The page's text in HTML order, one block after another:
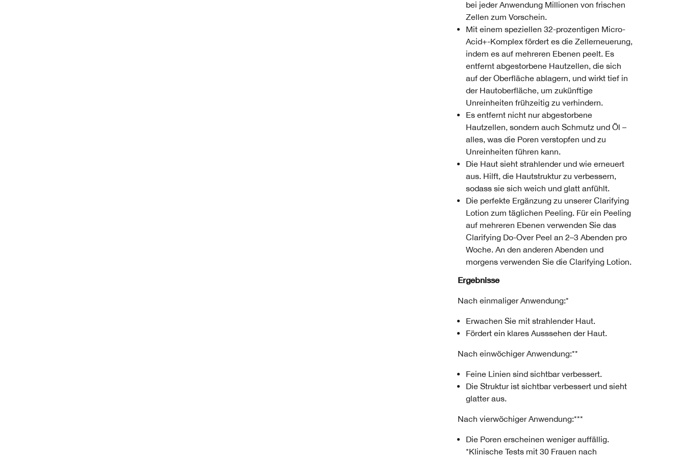
bei jeder Anwendung Millionen von frischen
Zellen zum Vorschein.
Mit einem speziellen 32-prozentigen Micro-
Acid+-Komplex fördert es die Zellerneuerung,
indem es auf mehreren Ebenen peelt. Es
entfernt abgestorbene Hautzellen, die sich
auf der Oberfläche ablagern, und wirkt tief in
der Hautoberfläche, um zukünftige
Unreinheiten frühzeitig zu verhindern.
Es entfernt nicht nur abgestorbene
Hautzellen, sondern auch Schmutz und Öl –
alles, was die Poren verstopfen und zu
Unreinheiten führen kann.
Die Haut sieht strahlender und wie erneuert
aus. Hilft, die Hautstruktur zu verbessern,
sodass sie sich weich und glatt anfühlt.
Die perfekte Ergänzung zu unserer Clarifying
Lotion zum täglichen Peeling. Für ein Peeling
auf mehreren Ebenen verwenden Sie das
Clarifying Do-Over Peel an 2–3 Abenden pro
Woche. An den anderen Abenden und
morgens verwenden Sie die Clarifying Lotion.
Ergebnisse
Nach einmaliger Anwendung:*
Erwachen Sie mit strahlender Haut.
Fördert ein klares Ausssehen der Haut.
Nach einwöchiger Anwendung:**
Feine Linien sind sichtbar verbessert.
Die Struktur ist sichtbar verbessert und sieht
glatter aus.
Nach vierwöchiger Anwendung:***
Die Poren erscheinen weniger auffällig.
*Klinische Tests mit 30 Frauen nach